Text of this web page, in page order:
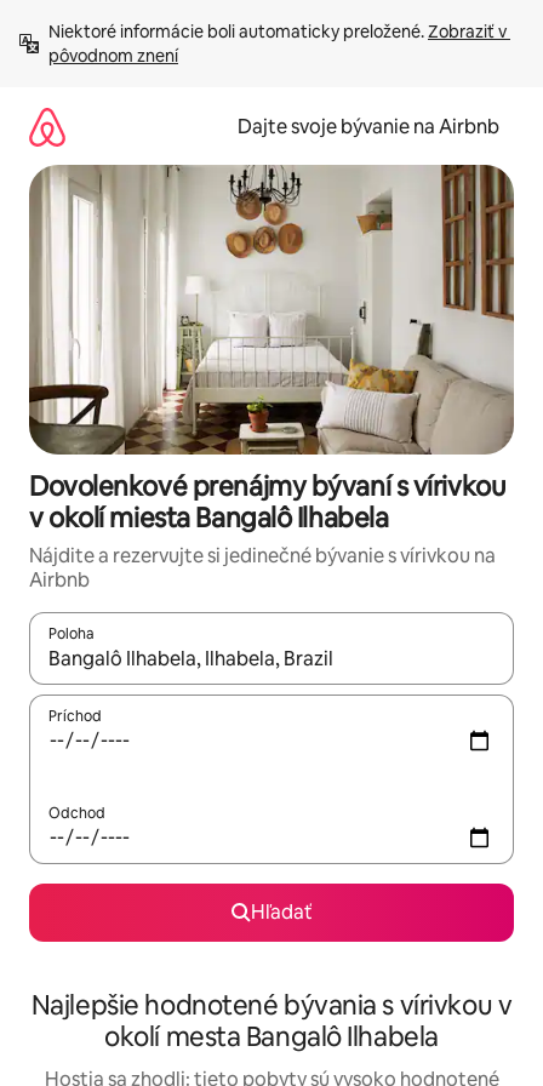
obsah.
Niektoré informácie boli automaticky preložené. Zobraziť v
pôvodnom znení
Dajte svoje bývanie na Airbnb
Dovolenkové prenájmy bývaní s vírivkou
v okolí miesta Bangalô Ilhabela
Nájdite a rezervujte si jedinečné bývanie s vírivkou na
Airbnb
Poloha
Keď budú výsledky k dispozícii, môžete si ich prechádzať
Príchod
Odchod
Hľadať
Najlepšie hodnotené bývania s vírivkou v
okolí mesta Bangalô Ilhabela
Hostia sa zhodli: tieto pobyty sú vysoko hodnotené